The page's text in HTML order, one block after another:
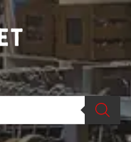
kivijalassa
Market on vaihtoehtomusaan
erikoistunut verkko- sekä
Helsingissä Kallion